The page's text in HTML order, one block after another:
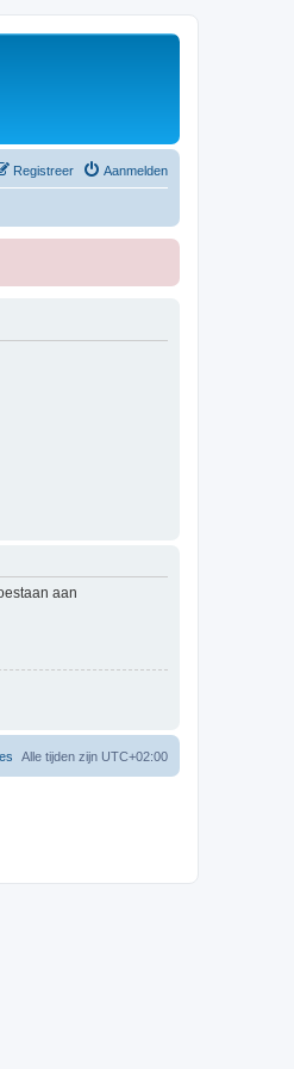
Aanmelden
Registreer
aan
Alle tijden zijn UTC+02:00